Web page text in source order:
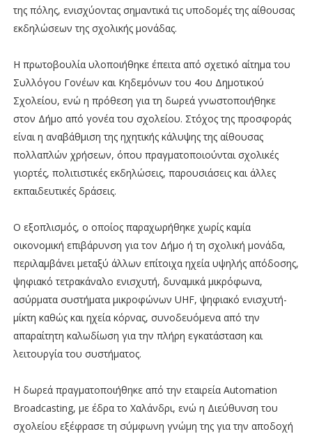
της πόλης, ενισχύοντας σημαντικά τις υποδομές της αίθουσας
εκδηλώσεων της σχολικής μονάδας.
Η πρωτοβουλία υλοποιήθηκε έπειτα από σχετικό αίτημα του
Συλλόγου Γονέων και Κηδεμόνων του 4ου Δημοτικού
Σχολείου, ενώ η πρόθεση για τη δωρεά γνωστοποιήθηκε
στον Δήμο από γονέα του σχολείου. Στόχος της προσφοράς
είναι η αναβάθμιση της ηχητικής κάλυψης της αίθουσας
πολλαπλών χρήσεων, όπου πραγματοποιούνται σχολικές
γιορτές, πολιτιστικές εκδηλώσεις, παρουσιάσεις και άλλες
εκπαιδευτικές δράσεις.
Ο εξοπλισμός, ο οποίος παραχωρήθηκε χωρίς καμία
οικονομική επιβάρυνση για τον Δήμο ή τη σχολική μονάδα,
περιλαμβάνει μεταξύ άλλων επίτοιχα ηχεία υψηλής απόδοσης,
ψηφιακό τετρακάναλο ενισχυτή, δυναμικά μικρόφωνα,
ασύρματα συστήματα μικροφώνων UHF, ψηφιακό ενισχυτή-
μίκτη καθώς και ηχεία κόρνας, συνοδευόμενα από την
απαραίτητη καλωδίωση για την πλήρη εγκατάσταση και
λειτουργία του συστήματος.
Η δωρεά πραγματοποιήθηκε από την εταιρεία Automation
Broadcasting, με έδρα το Χαλάνδρι, ενώ η Διεύθυνση του
σχολείου εξέφρασε τη σύμφωνη γνώμη της για την αποδοχή